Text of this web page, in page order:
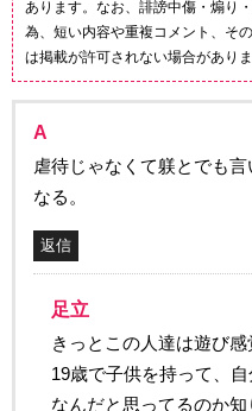
あります。なお、誹謗中傷・煽り
為、短い内容や重複コメント、そ
は掲載が許可されない場合がありま
A
虐待じゃなくて躾とでも
なる。
返信
足立
きっとこの人達は遊び感
19歳で子供を持って、
なんだと思ってるのか知